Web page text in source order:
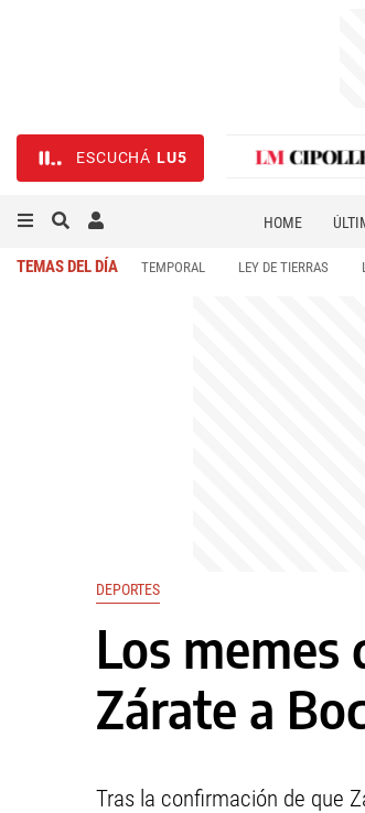
ESCUCHÁ LU5
HOME
TEMAS DEL DÍA TEMPORAL LEY DE TIERRAS
DEPORTES
Los memes
Zárate a
Tras la confirmación de que